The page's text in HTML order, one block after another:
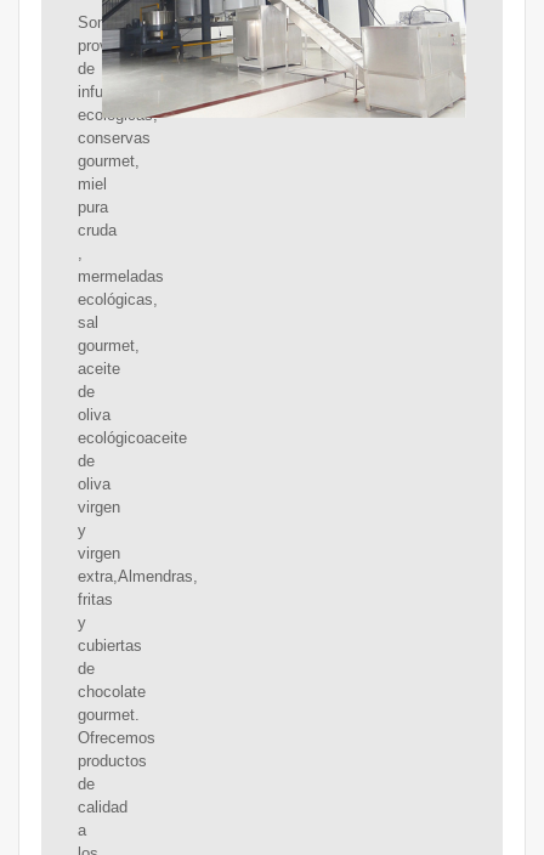
Somos
proveedores
de
infusiones
ecológicas,
conservas
gourmet,
miel
pura
cruda
,
mermeladas
ecológicas,
sal
gourmet,
aceite
de
oliva
ecológicoaceite
de
oliva
virgen
y
virgen
extra,Almendras,
fritas
y
cubiertas
de
chocolate
gourmet.
Ofrecemos
productos
de
calidad
a